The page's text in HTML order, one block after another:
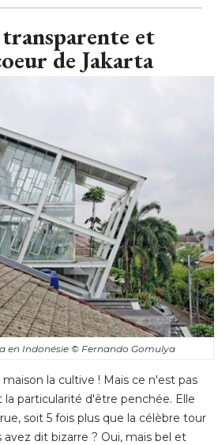
et
de Jakarta
en Indonésie © Fernando Gomulya
la cultive ! Mais ce n'est pas
particularité d'être penchée. Elle
soit 5 fois plus que la célèbre tour
avez dit bizarre ? Oui, mais bel et